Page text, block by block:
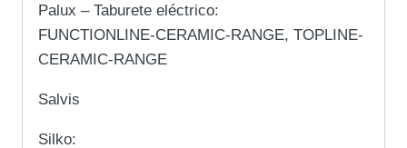
Palux – Taburete eléctrico:
FUNCTIONLINE-CERAMIC-RANGE, TOPLINE-
CERAMIC-RANGE
Salvis
Silko: